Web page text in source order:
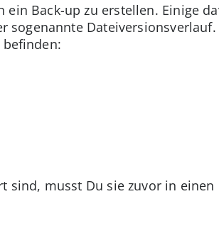
Back-up zu erstellen. Einige
sogenannte
sind, musst Du sie zuvor in einen